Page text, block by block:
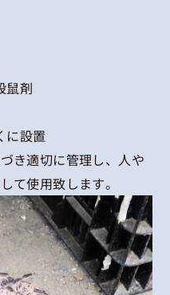
鼠剤
に設置
き適切に管理し、人や
て使用致します。